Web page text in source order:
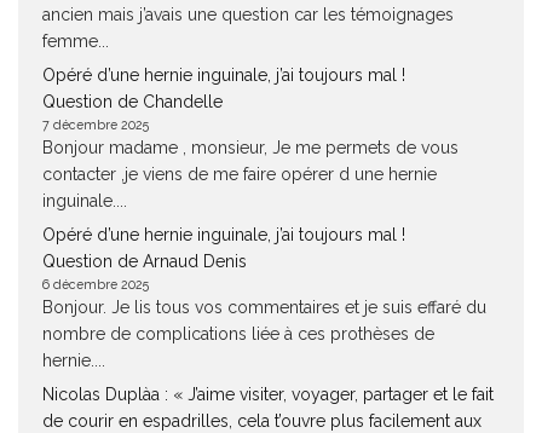
ancien mais j’avais une question car les témoignages
femme...
Opéré d’une hernie inguinale, j’ai toujours mal !
Question de Chandelle
7 décembre 2025
Bonjour madame , monsieur, Je me permets de vous
contacter ,je viens de me faire opérer d une hernie
inguinale....
Opéré d’une hernie inguinale, j’ai toujours mal !
Question de Arnaud Denis
6 décembre 2025
Bonjour. Je lis tous vos commentaires et je suis effaré du
nombre de complications liée à ces prothèses de
hernie....
Nicolas Duplàa : « J’aime visiter, voyager, partager et le fait
de courir en espadrilles, cela t’ouvre plus facilement aux